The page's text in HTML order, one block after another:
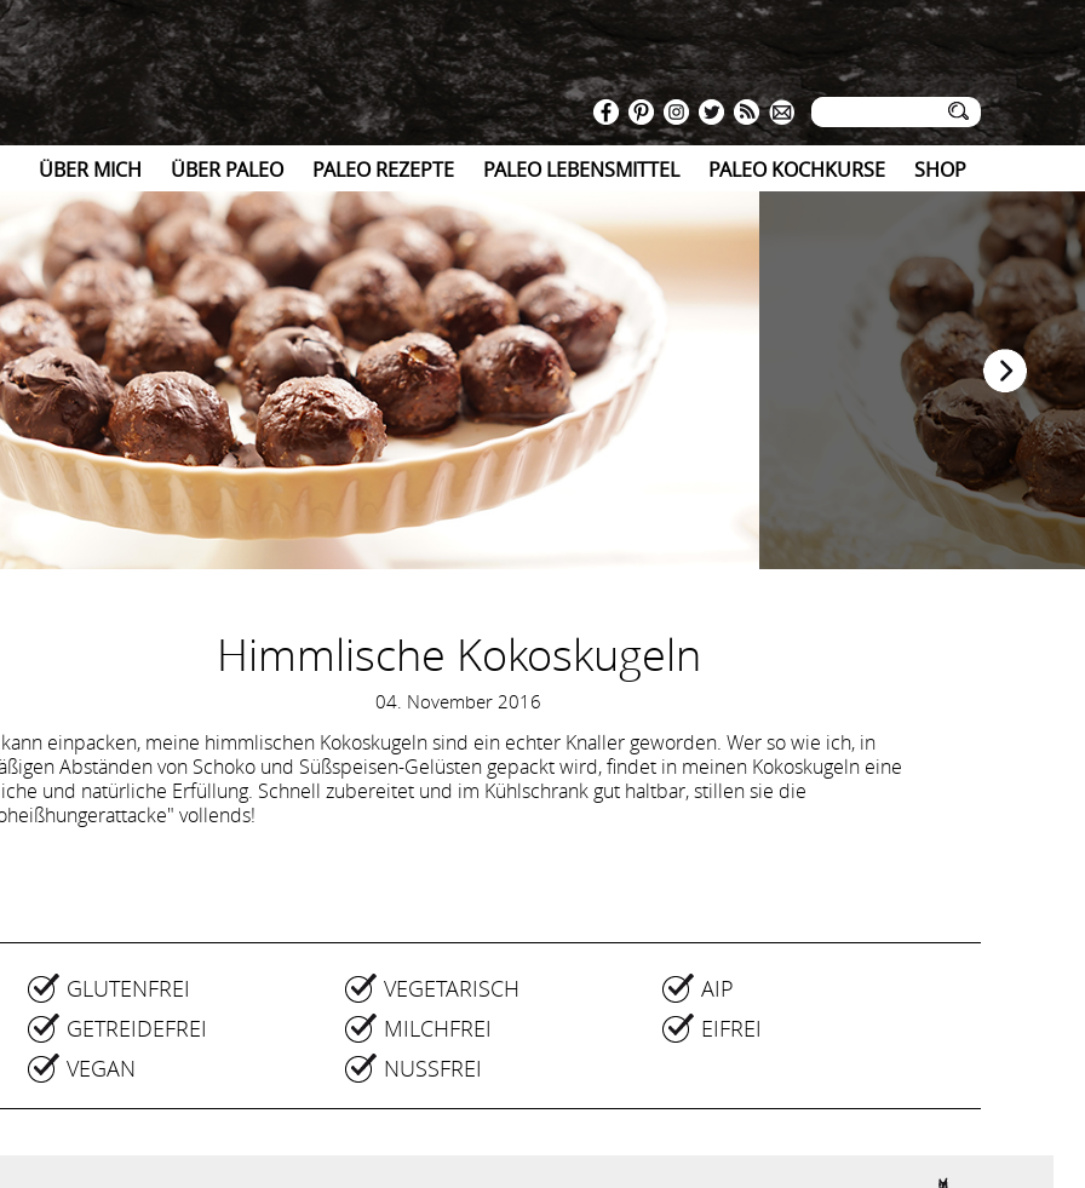
ÜBER MICH ÜBER PALEO PALEO REZEPTE PALEO LEBENSMITTEL PALEO KOCHKURSE SHOP
Himmlische Kokoskugeln
04. November 2016
einpacken, meine himmlischen Kokoskugeln sind ein echter Knaller geworden. Wer so wie ich, in
Abständen von Schoko und Süßspeisen-Gelüsten gepackt wird, findet in meinen Kokoskugeln eine
und natürliche Erfüllung. Schnell zubereitet und im Kühlschrank gut haltbar, stillen sie die
vollends!
GLUTENFREI VEGETARISCH
AIP
GETREIDEFREI
MILCHFREI
EIFREI
VEGAN
NUSSFREI